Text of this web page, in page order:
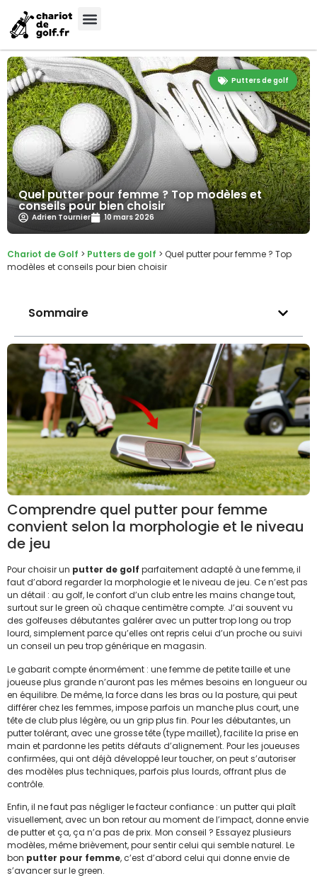
Putters de golf
Quel putter pour femme ? Top modèles et
conseils pour bien choisir
Adrien Tournier 10 mars 2026
Chariot de Golf > Putters de golf > Quel putter pour femme ? Top
modèles et conseils pour bien choisir
Sommaire
Comprendre quel putter pour femme
convient selon la morphologie et le niveau
de jeu
Pour choisir un putter de golf parfaitement adapté à une femme, il
faut d’abord regarder la morphologie et le niveau de jeu. Ce n’est pas
un détail : au golf, le confort d’un club entre les mains change tout,
surtout sur le green où chaque centimètre compte. J’ai souvent vu
des golfeuses débutantes galérer avec un putter trop long ou trop
lourd, simplement parce qu’elles ont repris celui d’un proche ou suivi
un conseil un peu trop générique en magasin.
Le gabarit compte énormément : une femme de petite taille et une
joueuse plus grande n’auront pas les mêmes besoins en longueur ou
en équilibre. De même, la force dans les bras ou la posture, qui peut
différer chez les femmes, impose parfois un manche plus court, une
tête de club plus légère, ou un grip plus fin. Pour les débutantes, un
putter tolérant, avec une grosse tête (type maillet), facilite la prise en
main et pardonne les petits défauts d’alignement. Pour les joueuses
confirmées, qui ont déjà développé leur toucher, on peut s’autoriser
des modèles plus techniques, parfois plus lourds, offrant plus de
contrôle.
Enfin, il ne faut pas négliger le facteur confiance : un putter qui plaît
visuellement, avec un bon retour au moment de l’impact, donne envie
de putter et ça, ça n’a pas de prix. Mon conseil ? Essayez plusieurs
modèles, même brièvement, pour sentir celui qui semble naturel. Le
bon putter pour femme, c’est d’abord celui qui donne envie de
s’avancer sur le green.